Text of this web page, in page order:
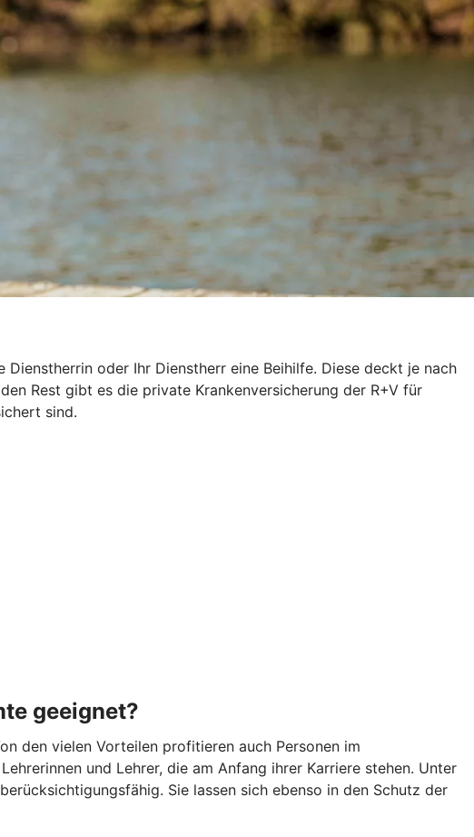
oder Ihr Dienstherr eine Beihilfe. Diese deckt je nach
Rest gibt es die private Krankenversicherung der R+V für
sind.
geeignet?
den vielen Vorteilen profitieren auch Personen im
und Lehrer, die am Anfang ihrer Karriere stehen. Unter
Sie lassen sich ebenso in den Schutz der